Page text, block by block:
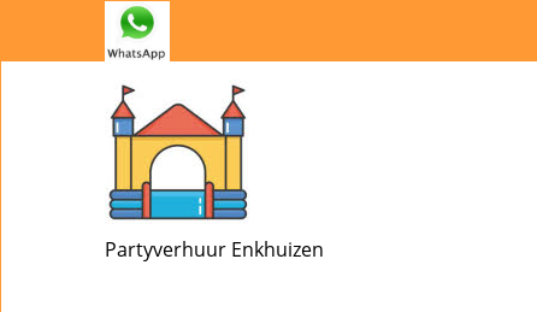
Partyverhuur Enkhuizen